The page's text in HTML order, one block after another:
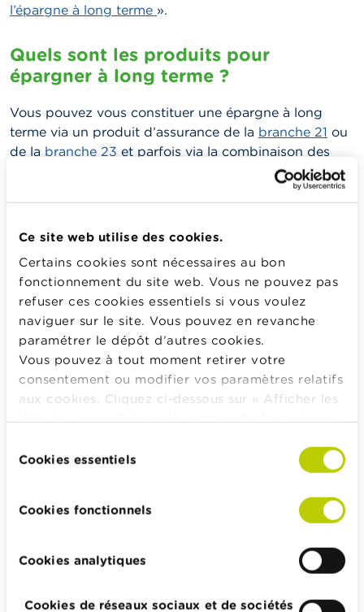
Ce site web utilise des cookies.
Certains cookies sont nécessaires au bon
fonctionnement du site web. Vous ne pouvez pas
refuser ces cookies essentiels si vous voulez
naviguer sur le site. Vous pouvez en revanche
paramétrer le dépôt d’autres cookies.
Vous pouvez à tout moment retirer votre
consentement ou modifier vos paramètres relatifs
aux cookies. Cliquez ci-dessous sur « Afficher les
consultable dans son intégralité
duCookies essentiels
Cookies fonctionnels
Cookies analytiques
Cookies de réseaux sociaux et de sociétés
l’épargne à long terme ».
Quels sont les produits pour
épargner à long terme ?
Vous pouvez vous constituer une épargne à long
terme via un produit d’assurance de la branche 21 ou
de la branche 23 et parfois via la combinaison des
deux. Votre capital vous sera versé la plupart du
Quels sont les frais ?
Les frais liés au contrat d’assurance-vie sont parfois
élevés. Ils peuvent monter à plus 3 % de la somme
investie. Il faut également tenir compte de la taxe
assurance, un impôt de 2 % sur la prime.
Conseil Wikifin
Les frais liés à votre épargne à long terme
peuvent fortement varier d’un assureur à l’autre.
Comparez bien les coûts des différentes
Calculateurs, conseils pratiques, checklists